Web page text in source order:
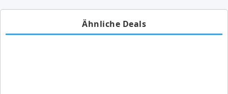
Ähnliche Deals